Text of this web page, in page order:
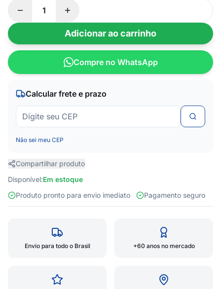
Adicionar ao carrinho
Compre no WhatsApp
Calcular frete e prazo
Não sei meu CEP
Compartilhar produto
Disponível:Em estoque
Produto pronto para envio imediato
Pagamento seguro
Envio para todo o Brasil +60 anos no mercado